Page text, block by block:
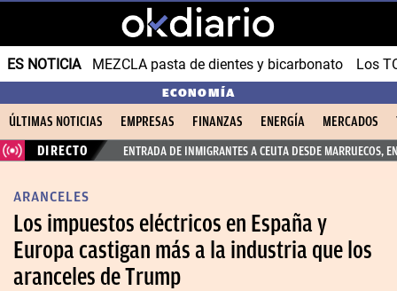
ES NOTICIA MEZCLA pasta de dientes y bicarbonato Los
ECONOMÍA
ÚLTIMAS NOTICIAS EMPRESAS FINANZAS ENERGÍA MERCADOS
DIRECTO
ENTRADA DE INMIGRANTES A CEUTA DESDE MARRUECOS,
ARANCELES
Los impuestos eléctricos en España y
Europa castigan más a la industria que los
aranceles de Trump